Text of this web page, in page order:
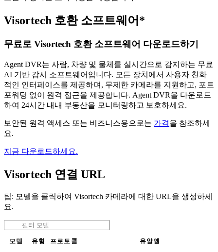
Visortech 호환 소프트웨어*
무료로 Visortech 호환 소프트웨어 다운로드하기
Agent DVR는 사람, 차량 및 물체를 실시간으로 감지하는 무료
AI 기반 감시 소프트웨어입니다. 모든 장치에서 사용자 친화
적인 인터페이스를 제공하며, 무제한 카메라를 지원하고, 포트
포워딩 없이 원격 접근을 제공합니다. Agent DVR을 다운로드
하여 24시간 내내 부동산을 모니터링하고 보호하세요.
보안된 원격 액세스 또는 비즈니스용으로는 가격을 참조하세
요.
지금 다운로드하세요.
Visortech 연결 URL
팁: 모델을 클릭하여 Visortech 카메라에 대한 URL을 생성하세
요.
모델 유형 프로토콜 유알엘